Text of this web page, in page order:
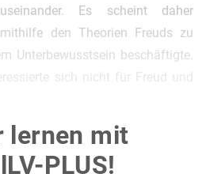
Es scheint daher
den Theorien Freuds zu
Unterbewusstsein beschäftigte.
sich nicht für Freud und
der Forschung Freuds so
es tat, ist unwahrscheinlich.
einer Generation, die das
lernen mit
PLUS!